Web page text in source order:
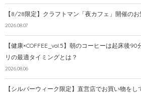
【8/28限定】クラフトマン「夜カフェ」開催の
2026.08.07
【健康×COFFEE_vol.5】朝のコーヒーは起床後
リの最適タイミングとは？
2026.08.06
【シルバーウィーク限定】直営店でお買い物をし